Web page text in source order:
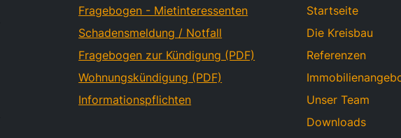
Fragebogen - Mietinteressenten
Schadensmeldung / Notfall
Fragebogen zur Kündigung (PDF)
Wohnungskündigung (PDF)
Informationspflichten
Startseite
Die Kreisbau
Referenzen
Unser Team
Downloads